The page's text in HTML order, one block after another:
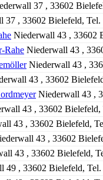
37 , 33602
37 , 33602 Bielefeld, Tel.
Niederwall 43 , 33602
Rahe Niederwall 43 ,
Niederwall 43 ,
43 , 33602
Niederwall 43 ,
43 , 33602 Bielefeld,
43 , 33602 Bielefeld,
43 , 33602
43 , 33602 Bielefeld,
49 , 33602 Bielefeld,